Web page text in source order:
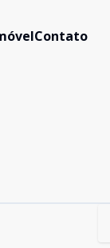
Contato